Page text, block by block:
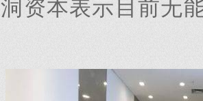
资本表示目前无